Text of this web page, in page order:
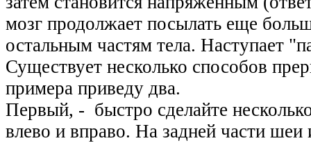
мозг продолжает посылать еще
остальным частям тела. Наступает
Существует несколько способов
примера приведу два.
Первый, - быстро сделайте
влево и вправо. На задней части шеи